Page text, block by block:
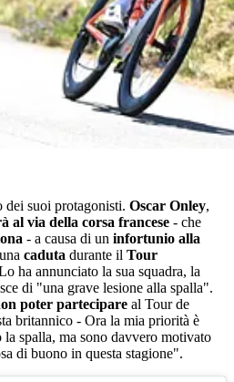
dei suoi protagonisti. Oscar Onley,
al via della corsa francese - che
- a causa di un infortunio alla
caduta durante il Tour
ha annunciato la sua squadra, la
di "una grave lesione alla spalla".
poter partecipare al Tour de
britannico - Ora la mia priorità è
la spalla, ma sono davvero motivato
di buono in questa stagione".